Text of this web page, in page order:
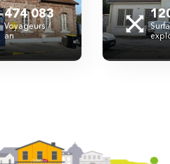
474 083
Voyageurs /
an